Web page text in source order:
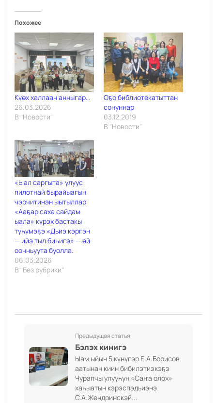
Похожее
Күөх халлаан анныгар…
26.03.2026
В "Новости"
Оҕо библиотекатыттан
сонуннар
03.12.2019
В "Новости"
«Ыал саргыта» улуус
пилотнай бырайыагын
чэрчитинэн ыытыллар
«Ааҕар саха сайдам
ыала» күрэх бастакы
түһүмэҕэ «Дьиэ кэргэн
— ийэ тыл биһигэ» — өй
оонньуута буолла.
06.03.2026
В "Без рубрики"
Предыдущая статья
Бэлэх кинигэ
Ыам ыйын 5 күнүгэр Е.А.Борисов
аатынан киин бибилэтиэкэҕэ
Чурапчы улууһун «Саҥа олох»
хаһыатын кэрэспэдьиэнэ
С.А.Жендринскэй...